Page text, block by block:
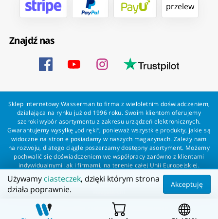
przelew
Znajdź nas
Sklep internetowy Wasserman to firma z wieloletnim doświadczeniem,
działająca na rynku już od 1996 roku. Swoim klientom oferujemy
szeroki wybór asortymentu z zakresu urządzeń elektronicznych.
Gwarantujemy wysyłkę „od ręki”, ponieważ wszystkie produkty, jakie są
widoczne na stronie posiadamy w naszych magazynach. Zależy nam
na rozwoju, dlatego ciągle poszerzamy dostępny asortyment. Możemy
pochwalić się doświadczeniem we współpracy zarówno z klientami
indywidualnymi jak i firmami, na terenie całej Unii Europejskiej.
Zapewniamy profesjonalną obsługę każdego klienta oraz szybką i
bezproblemową realizację zamówień. Wasserman - wszystko dla
Wszelkie prawa zastrzeżone dla Wasserman.eu
Używamy ciasteczek, dzięki którym strona
działa poprawnie.
Akceptuję